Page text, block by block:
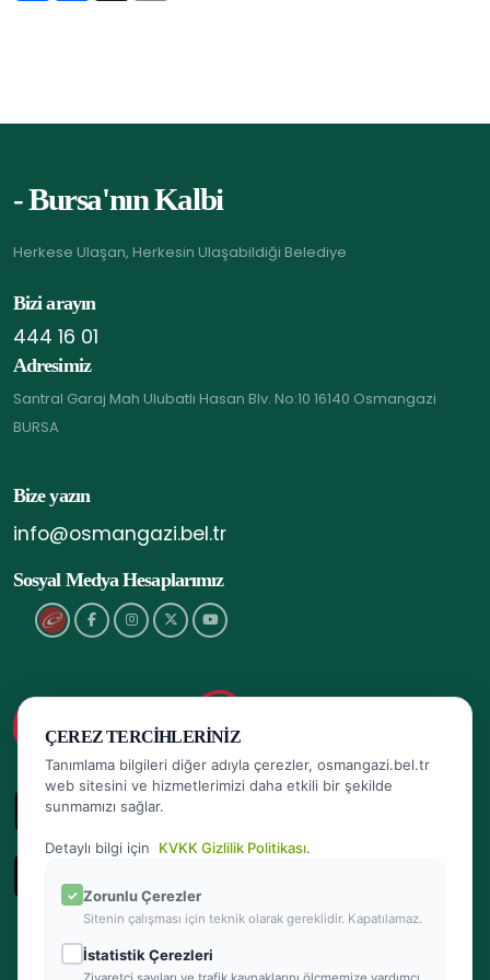
- Bursa'nın Kalbi
Herkese Ulaşan, Herkesin Ulaşabildiği Belediye
Bizi arayın
444 16 01
Adresimiz
Santral Garaj Mah Ulubatlı Hasan Blv. No:10 16140 Osmangazi
BURSA
Bize yazın
info@osmangazi.bel.tr
Sosyal Medya Hesaplarımız
ÇEREZ TERCIHLERINIZ
Tanımlama bilgileri diğer adıyla çerezler, osmangazi.bel.tr
web sitesini ve hizmetlerimizi daha etkili bir şekilde
sunmamızı sağlar.
Detaylı bilgi için KVKK Gizlilik Politikası.
Zorunlu Çerezler
Sitenin çalışması için teknik olarak gereklidir. Kapatılamaz.
İstatistik Çerezleri